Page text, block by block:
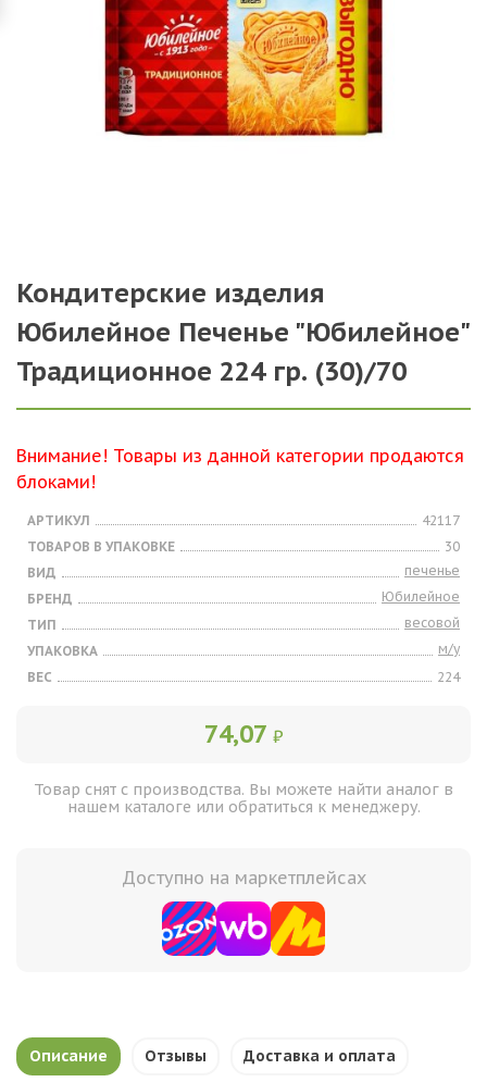
Кондитерские изделия
Юбилейное Печенье "Юбилейное"
Традиционное 224 гр. (30)/70
Внимание! Товары из данной категории продаются
блоками!
АРТИКУЛ
42117
ТОВАРОВ В УПАКОВКЕ
30
ВИД
печенье
БРЕНД
Юбилейное
ТИП
весовой
УПАКОВКА
м/у
ВЕС
224
74,07 ₽
Товар снят с производства. Вы можете найти аналог в
нашем каталоге или обратиться к менеджеру.
Доступно на маркетплейсах
Описание Отзывы Доставка и оплата